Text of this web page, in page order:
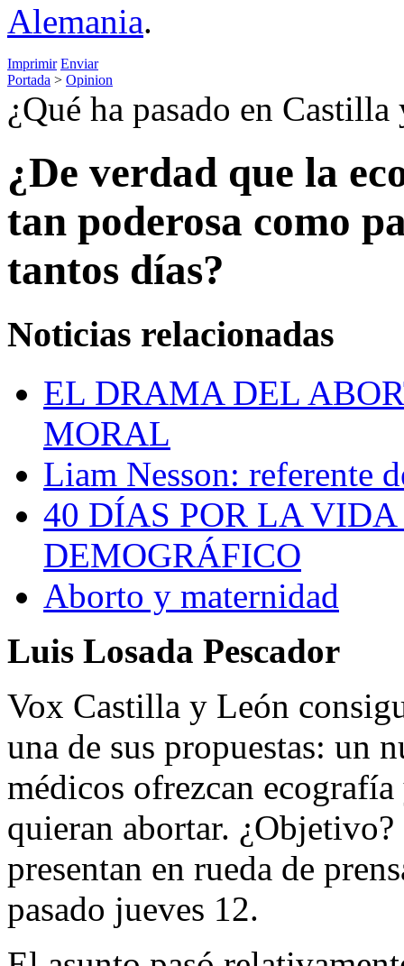
Alemania.
Imprimir Enviar
Portada > Opinion
¿Qué ha pasado en
¿De verdad que la
tan poderosa como
tantos días?
Noticias relacionadas
EL DRAMA DEL
MORAL
Liam Nesson: referente
40 DÍAS POR LA
DEMOGRÁFICO
Aborto y maternidad
Luis Losada Pescador
Vox Castilla y León
una de sus propuestas: un
médicos ofrezcan
quieran abortar.
presentan en rueda de
pasado jueves 12.